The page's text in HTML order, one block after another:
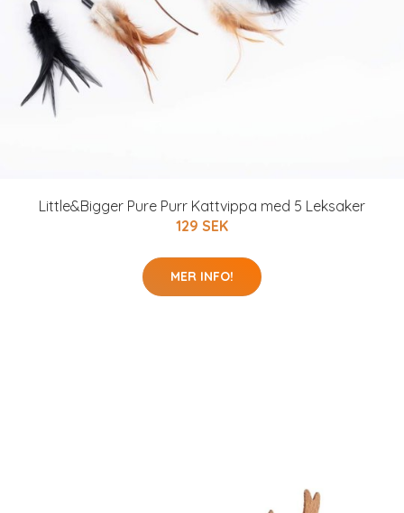
Little&Bigger Pure Purr Kattvippa med 5 Leksaker
129 SEK
MER INFO!